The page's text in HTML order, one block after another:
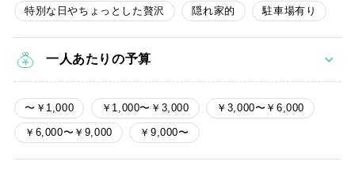
特別な日やちょっとした贅沢 隠れ家的 駐車場有り
一人あたりの予算
〜￥1,000 ￥1,000〜￥3,000 ￥3,000〜￥6,000
￥6,000〜￥9,000 ￥9,000〜